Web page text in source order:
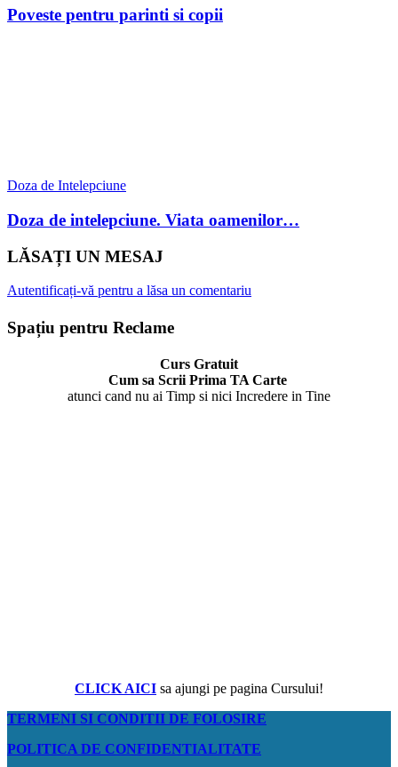
Poveste pentru parinti si copii
Doza de Intelepciune
Doza de intelepciune. Viata oamenilor…
LĂSAȚI UN MESAJ
Autentificați-vă pentru a lăsa un comentariu
Spațiu pentru Reclame
Curs Gratuit
Cum sa Scrii Prima TA Carte
atunci cand nu ai Timp si nici Incredere in Tine
CLICK AICI sa ajungi pe pagina Cursului!
TERMENI SI CONDITII DE FOLOSIRE
POLITICA DE CONFIDENTIALITATE